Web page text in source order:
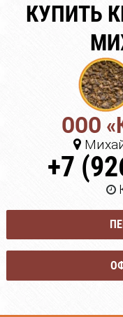
КУПИТЬ
ООО
+7